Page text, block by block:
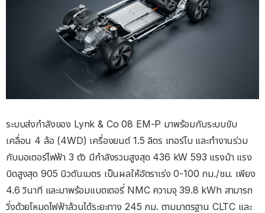
ระบบส่งกำลังของ Lynk & Co 08 EM-P มาพร้อมกับระบบขับ
เคลื่อน 4 ล้อ (4WD) เครื่องยนต์ 1.5 ลิตร เทอร์โบ และทำงานร่วม
กับมอเตอร์ไฟฟ้า 3 ตัว มีกำลังรวมสูงสุด 436 kW 593 แรงม้า แรง
บิดสูงสุด 905 นิวตันเมตร เป็นผลให้อัตราเร่ง 0-100 กม./ชม. เพียง
4.6 วินาที และมาพร้อมแบตเตอรี่ NMC ความจุ 39.8 kWh สามารถ
วิ่งด้วยโหมดไฟฟ้าล้วนได้ระยะทาง 245 กม. ตามมาตรฐาน CLTC และ